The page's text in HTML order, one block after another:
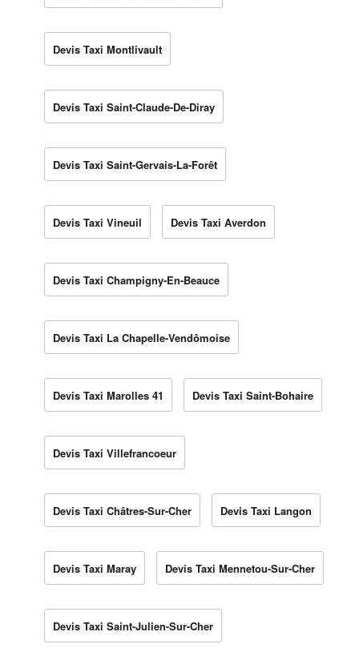
Devis Taxi Montlivault
Devis Taxi Saint-Claude-De-Diray
Devis Taxi Saint-Gervais-La-Forêt
Devis Taxi Vineuil Devis Taxi Averdon
Devis Taxi Champigny-En-Beauce
Devis Taxi La Chapelle-Vendômoise
Devis Taxi Marolles 41 Devis Taxi Saint-Bohaire
Devis Taxi Villefrancoeur
Devis Taxi Châtres-Sur-Cher Devis Taxi Langon
Devis Taxi Maray Devis Taxi Mennetou-Sur-Cher
Devis Taxi Saint-Julien-Sur-Cher